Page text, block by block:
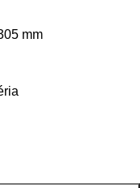
mm